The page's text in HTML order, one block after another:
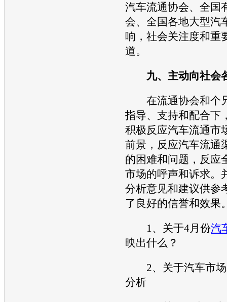
汽车流通协会、全国
会、全国各地大型汽
响，社会关注度和重
道。
九、主动向社会
在流通协会和个
指导、支持和配合下
积极反应汽车流通市
前景，反应汽车流通
的困难和问题，反应
市场的呼声和诉求。
分析意见和建议供参
了良好的信誉和效果
1、关于4月份汽
映出什么？
2、关于汽车市场
分析